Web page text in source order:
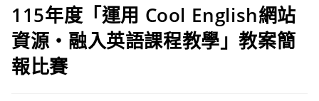
115年度「運用 Cool English網站
資源‧融入英語課程教學」教案簡
報比賽